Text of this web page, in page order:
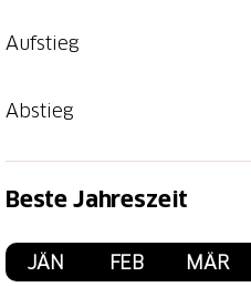
Aufstieg
Abstieg
Beste Jahreszeit
JÄN FEB MÄR